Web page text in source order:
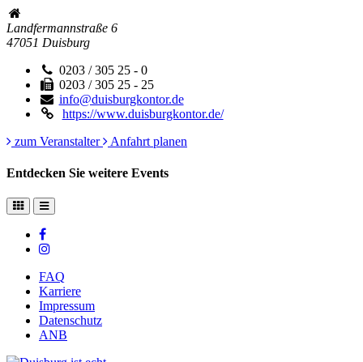
Landfermannstraße 6
47051 Duisburg
0203 / 305 25 - 0
0203 / 305 25 - 25
info@duisburgkontor.de
https://www.duisburgkontor.de/
zum Veranstalter
Anfahrt planen
Entdecken Sie weitere Events
FAQ
Karriere
Impressum
Datenschutz
ANB